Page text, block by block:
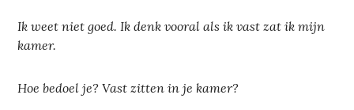
Ik weet niet goed. Ik denk vooral als ik vast zat ik mijn
kamer.
Hoe bedoel je? Vast zitten in je kamer?